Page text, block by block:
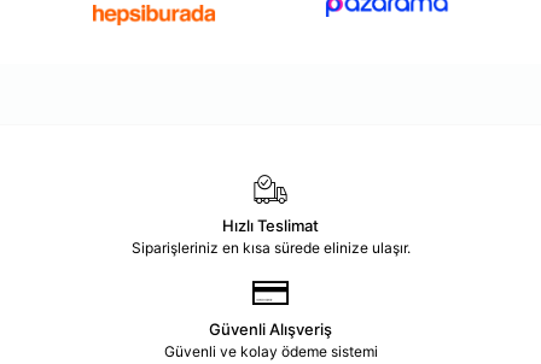
Hızlı Teslimat
Siparişleriniz en kısa sürede elinize ulaşır.
Güvenli Alışveriş
Güvenli ve kolay ödeme sistemi